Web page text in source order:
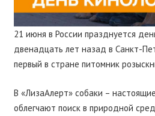
21 июня в России празднуется
двенадцать лет назад в Санкт-
первый в стране питомник
В «ЛизаАлерт» собаки –
облегчают поиск в природной